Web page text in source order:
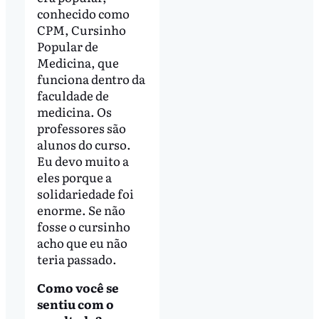
conhecido como
CPM, Cursinho
Popular de
Medicina, que
funciona dentro da
faculdade de
medicina. Os
professores são
alunos do curso.
Eu devo muito a
eles porque a
solidariedade foi
enorme. Se não
fosse o cursinho
acho que eu não
teria passado.
Como você se
sentiu com o